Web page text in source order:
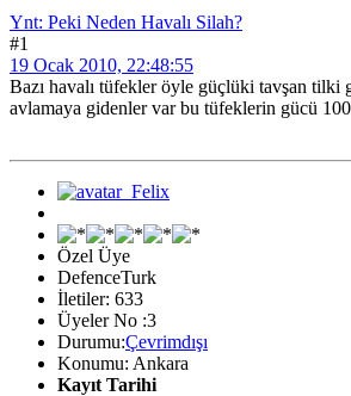
Ynt: Peki Neden Havalı Silah?
#1
19 Ocak 2010, 22:48:55
Bazı havalı tüfekler öyle güçlüki tavşan tilki
avlamaya gidenler var bu tüfeklerin gücü
Özel Üye
DefenceTurk
İletiler: 633
Üyeler No :3
Durumu:Çevrimdışı
Konumu: Ankara
Kayıt Tarihi